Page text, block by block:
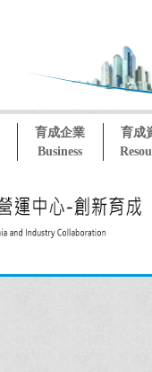
育成企業
Business
育成